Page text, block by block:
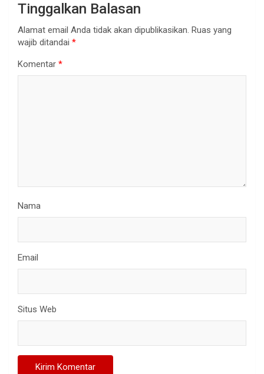
Tinggalkan Balasan
Alamat email Anda tidak akan dipublikasikan. Ruas yang
wajib ditandai *
Komentar *
Nama
Email
Situs Web